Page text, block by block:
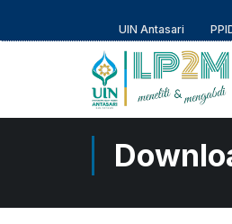
UIN Antasari